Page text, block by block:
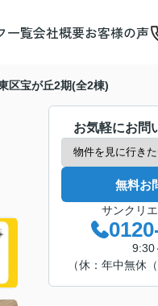
一覧会社概要お客様の声
区宝が丘2期(全2棟)
お気軽にお問
無料お
サンクリ
9:30
（休：年中無休